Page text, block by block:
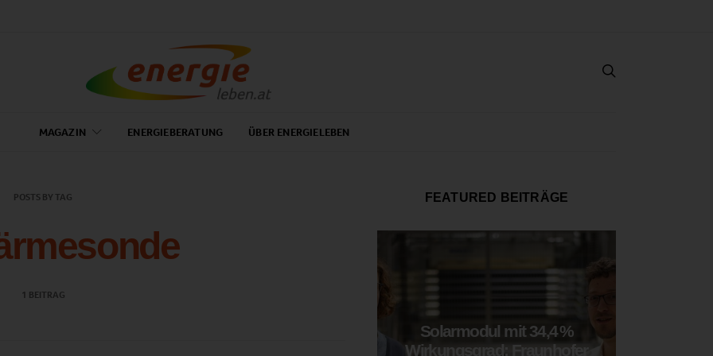
MAGAZIN ENERGIEBERATUNG ÜBER ENERGIELEBEN
POSTS BY TAG
1 BEITRAG
FEATURED BEITRÄGE
Solarmodul mit 34,4 %
Wirkungsgrad: Fraunhofer